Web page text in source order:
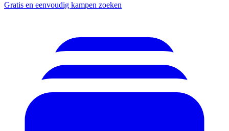
Gratis en eenvoudig kampen zoeken